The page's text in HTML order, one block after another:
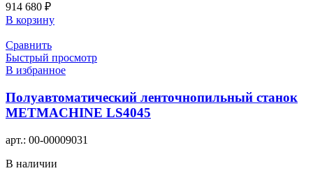
914 680 ₽
В корзину
Сравнить
Быстрый просмотр
В избранное
Полуавтоматический ленточнопильный станок
METMACHINE LS4045
арт.: 00-00009031
В наличии